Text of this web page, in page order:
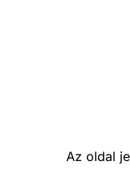
Az oldal